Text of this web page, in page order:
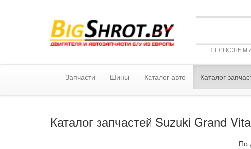
к легковым
Запчасти Шины Каталог авто Каталог
Каталог запчастей Suzuki Grand
По